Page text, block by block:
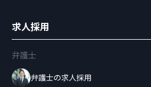
求人採用
弁護士
弁護士の求人採用